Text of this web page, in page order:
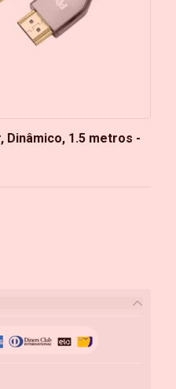
Dinâmico, 1.5 metros -